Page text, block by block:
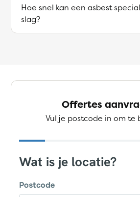
Hoe snel kan een asbest
slag?
Offertes
Vul je postcode in om te